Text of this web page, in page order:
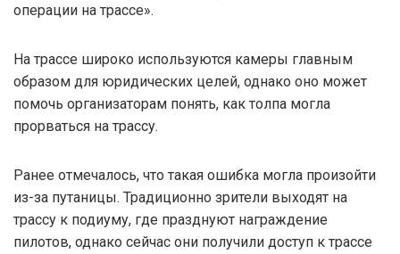
операции на трассе».
На трассе широко используются камеры главным
образом для юридических целей, однако оно может
помочь организаторам понять, как толпа могла
прорваться на трассу.
Ранее отмечалось, что такая ошибка могла произойти
из-за путаницы. Традиционно зрители выходят на
трассу к подиуму, где празднуют награждение
пилотов, однако сейчас они получили доступ к трассе